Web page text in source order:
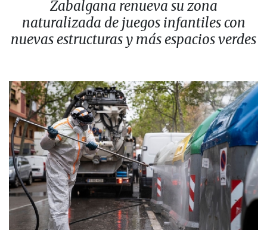
Zabalgana renueva su zona
naturalizada de juegos infantiles con
nuevas estructuras y más espacios verdes